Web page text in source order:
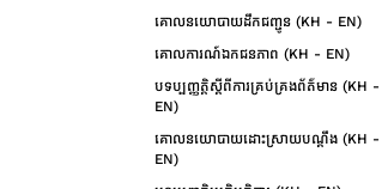
គោលនយោបាយដឹកជញ្ជូន (KH - EN)
គោលការណ៍ឯកជនភាព (KH - EN)
បទប្បញ្ញត្តិស្តីពីការគ្រប់គ្រងព័ត៌មាន (KH -
EN)
គោលនយោបាយដោះស្រាយបណ្ដឹង (KH -
EN)